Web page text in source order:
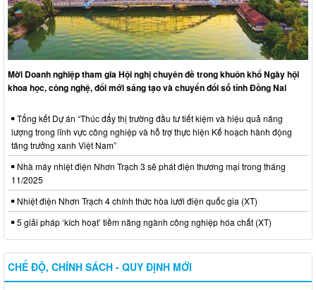
Mời Doanh nghiệp tham gia Hội nghị chuyên đề trong khuôn khổ Ngày hội
khoa học, công nghệ, đổi mới sáng tạo và chuyển đổi số tỉnh Đồng Nai
Tổng kết Dự án “Thúc đẩy thị trường đầu tư tiết kiệm và hiệu quả năng
lượng trong lĩnh vực công nghiệp và hỗ trợ thực hiện Kế hoạch hành động
tăng trưởng xanh Việt Nam”
Nhà máy nhiệt điện Nhơn Trạch 3 sẽ phát điện thương mại trong tháng
11/2025
Nhiệt điện Nhơn Trạch 4 chính thức hòa lưới điện quốc gia (XT)
5 giải pháp ‘kích hoạt’ tiềm năng ngành công nghiệp hóa chất (XT)
CHẾ ĐỘ, CHÍNH SÁCH - QUY ĐỊNH MỚI